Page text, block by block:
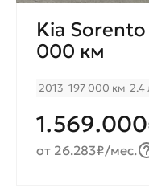
Kia Sorento
000 км
2013 197 000 км 2.4
от 26.283₽/мес.